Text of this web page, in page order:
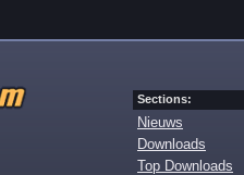
Sections:
Nieuws
Downloads
Top Downloads